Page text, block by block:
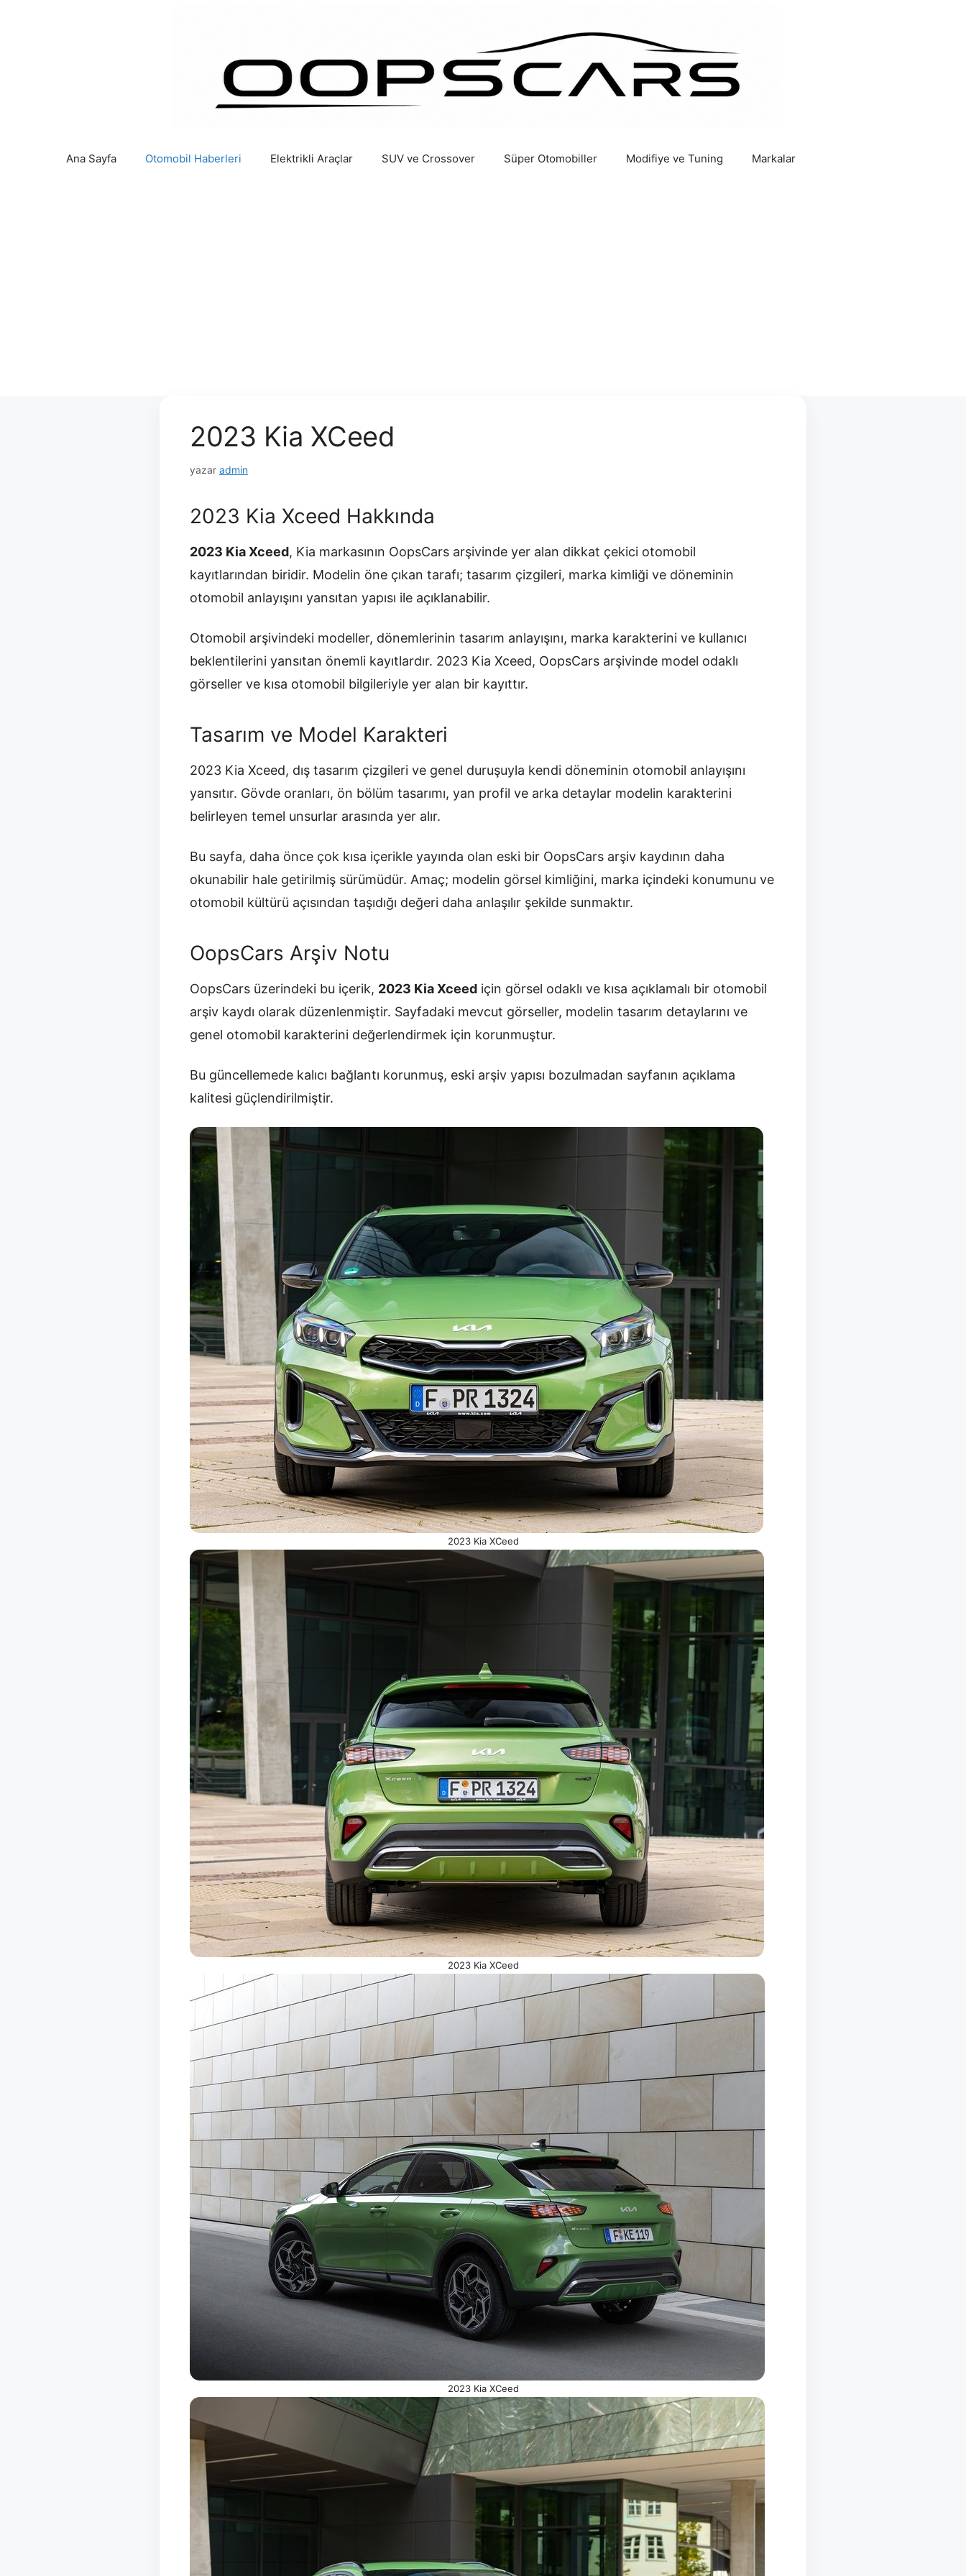
Ana Sayfa Otomobil Haberleri Elektrikli Araçlar SUV ve Crossover Süper Otomobiller Modifiye ve Tuning Markalar
2023 Kia XCeed
yazar admin
2023 Kia Xceed Hakkında
2023 Kia Xceed, Kia markasının OopsCars arşivinde yer alan dikkat çekici otomobil
kayıtlarından biridir. Modelin öne çıkan tarafı; tasarım çizgileri, marka kimliği ve döneminin
otomobil anlayışını yansıtan yapısı ile açıklanabilir.
Otomobil arşivindeki modeller, dönemlerinin tasarım anlayışını, marka karakterini ve kullanıcı
beklentilerini yansıtan önemli kayıtlardır. 2023 Kia Xceed, OopsCars arşivinde model odaklı
görseller ve kısa otomobil bilgileriyle yer alan bir kayıttır.
Tasarım ve Model Karakteri
2023 Kia Xceed, dış tasarım çizgileri ve genel duruşuyla kendi döneminin otomobil anlayışını
yansıtır. Gövde oranları, ön bölüm tasarımı, yan profil ve arka detaylar modelin karakterini
belirleyen temel unsurlar arasında yer alır.
Bu sayfa, daha önce çok kısa içerikle yayında olan eski bir OopsCars arşiv kaydının daha
okunabilir hale getirilmiş sürümüdür. Amaç; modelin görsel kimliğini, marka içindeki konumunu ve
otomobil kültürü açısından taşıdığı değeri daha anlaşılır şekilde sunmaktır.
OopsCars Arşiv Notu
OopsCars üzerindeki bu içerik, 2023 Kia Xceed için görsel odaklı ve kısa açıklamalı bir otomobil
arşiv kaydı olarak düzenlenmiştir. Sayfadaki mevcut görseller, modelin tasarım detaylarını ve
genel otomobil karakterini değerlendirmek için korunmuştur.
Bu güncellemede kalıcı bağlantı korunmuş, eski arşiv yapısı bozulmadan sayfanın açıklama
kalitesi güçlendirilmiştir.
2023 Kia XCeed
2023 Kia XCeed
2023 Kia XCeed